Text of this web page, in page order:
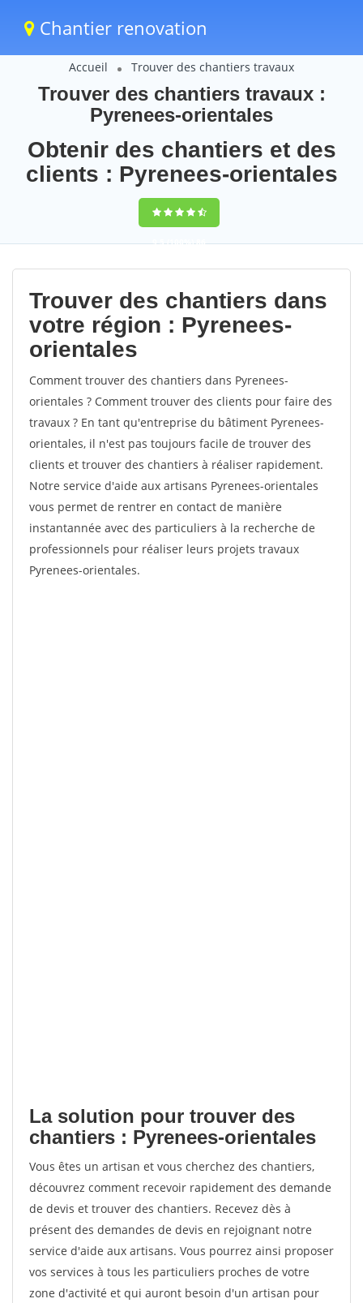
Chantier renovation
Accueil Trouver des chantiers travaux
Trouver des chantiers travaux :
Pyrenees-orientales
Obtenir des chantiers et des
clients : Pyrenees-orientales
9,5(100%)86
votes
Trouver des chantiers dans
votre région : Pyrenees-
orientales
Comment trouver des chantiers dans Pyrenees-
orientales ? Comment trouver des clients pour faire des
travaux ? En tant qu'entreprise du bâtiment Pyrenees-
orientales, il n'est pas toujours facile de trouver des
clients et trouver des chantiers à réaliser rapidement.
Notre service d'aide aux artisans Pyrenees-orientales
vous permet de rentrer en contact de manière
instantannée avec des particuliers à la recherche de
professionnels pour réaliser leurs projets travaux
Pyrenees-orientales.
La solution pour trouver des
chantiers : Pyrenees-orientales
Vous êtes un artisan et vous cherchez des chantiers,
découvrez comment recevoir rapidement des demande
de devis et trouver des chantiers. Recevez dès à
présent des demandes de devis en rejoignant notre
service d'aide aux artisans. Vous pourrez ainsi proposer
vos services à tous les particuliers proches de votre
zone d'activité et qui auront besoin d'un artisan pour